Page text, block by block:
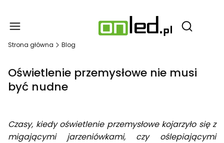
Otwórz
Strona główna Blog
Oświetlenie przemysłowe nie musi
być nudne
Czasy, kiedy oświetlenie przemysłowe kojarzyło się z
migającymi jarzeniówkami, czy oślepiającymi